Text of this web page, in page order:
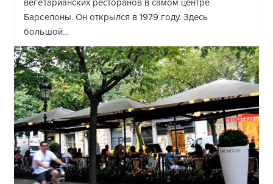
вегетарианских ресторанов в самом центре
Барселоны. Он открылся в 1979 году. Здесь
большой…